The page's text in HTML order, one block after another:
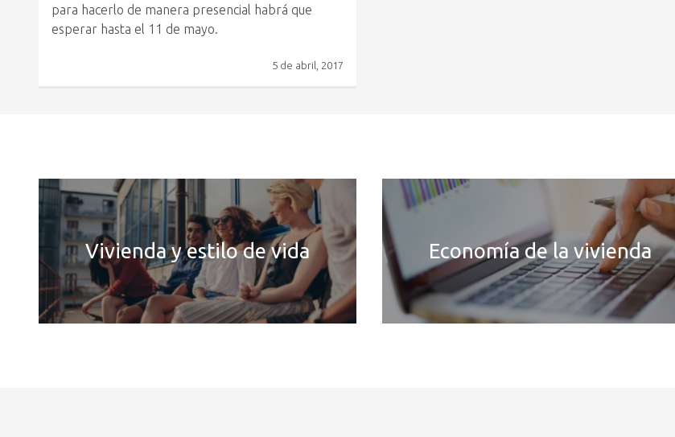
para hacerlo de manera presencial habrá que
esperar hasta el 11 de mayo.
5 de abril, 2017
Vivienda y estilo de vida Economía de la vivienda